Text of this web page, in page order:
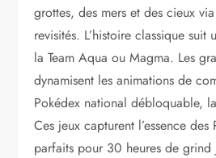
grottes, des mers et des cieux
revisités. L’histoire classique suit
la Team Aqua ou Magma. Les
dynamisent les animations de
Pokédex national débloquable,
Ces jeux capturent l’essence
parfaits pour 30 heures de grind